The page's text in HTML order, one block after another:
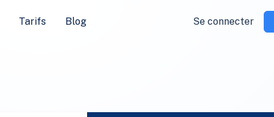
Tarifs Blog Se connecter